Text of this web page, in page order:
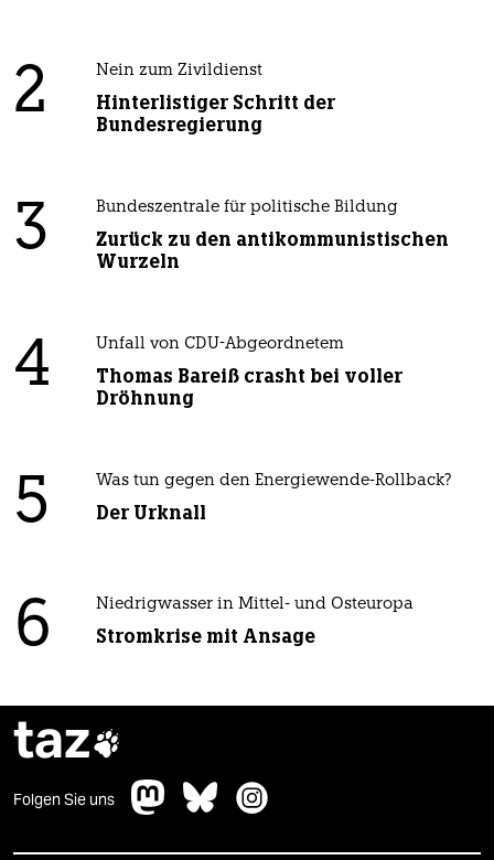
2
Nein zum Zivildienst
Hinterlistiger Schritt der
Bundesregierung
3 Bundeszentrale für politische Bildung
Zurück zu den antikommunistischen
Wurzeln
4 Unfall von CDU-Abgeordnetem
Thomas Bareiß crasht bei voller
Dröhnung
5 Was tun gegen den Energiewende-Rollback?
Der Urknall
6 Niedrigwasser in Mittel- und Osteuropa
Stromkrise mit Ansage
taz
Folgen Sie uns